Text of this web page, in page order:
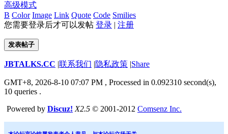
高级模式
B Color Image Link Quote Code Smilies
您需要登录后才可以发帖 登录 | 注册
发表帖子
JBTALKS.CC |联系我们 |隐私政策 |Share
GMT+8, 2026-8-10 07:07 PM , Processed in 0.092310 second(s),
10 queries .
Powered by Discuz! X2.5 © 2001-2012 Comsenz Inc.